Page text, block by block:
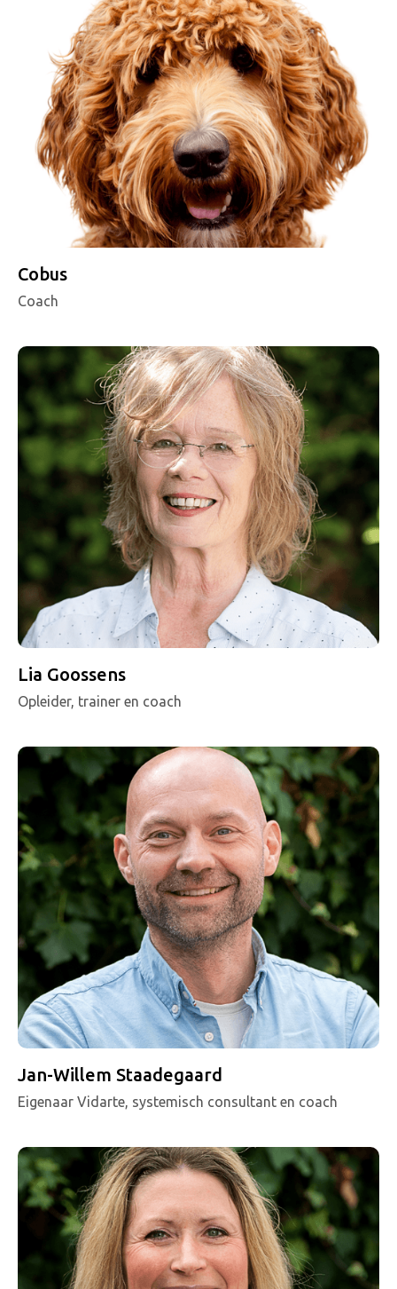
Cobus
Coach
Lia Goossens
Opleider, trainer en coach
Jan-Willem Staadegaard
Eigenaar Vidarte, systemisch consultant en coach